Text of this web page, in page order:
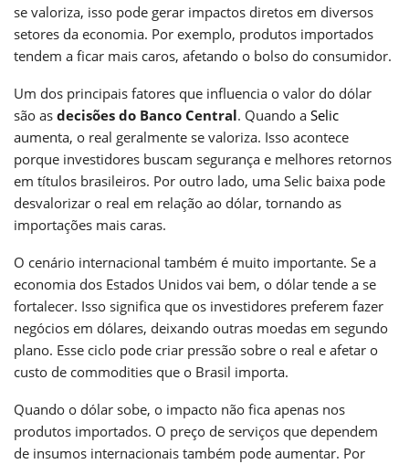
se valoriza, isso pode gerar impactos diretos em diversos
setores da economia. Por exemplo, produtos importados
tendem a ficar mais caros, afetando o bolso do consumidor.
Um dos principais fatores que influencia o valor do dólar
são as decisões do Banco Central. Quando a Selic
aumenta, o real geralmente se valoriza. Isso acontece
porque investidores buscam segurança e melhores retornos
em títulos brasileiros. Por outro lado, uma Selic baixa pode
desvalorizar o real em relação ao dólar, tornando as
importações mais caras.
O cenário internacional também é muito importante. Se a
economia dos Estados Unidos vai bem, o dólar tende a se
fortalecer. Isso significa que os investidores preferem fazer
negócios em dólares, deixando outras moedas em segundo
plano. Esse ciclo pode criar pressão sobre o real e afetar o
custo de commodities que o Brasil importa.
Quando o dólar sobe, o impacto não fica apenas nos
produtos importados. O preço de serviços que dependem
de insumos internacionais também pode aumentar. Por